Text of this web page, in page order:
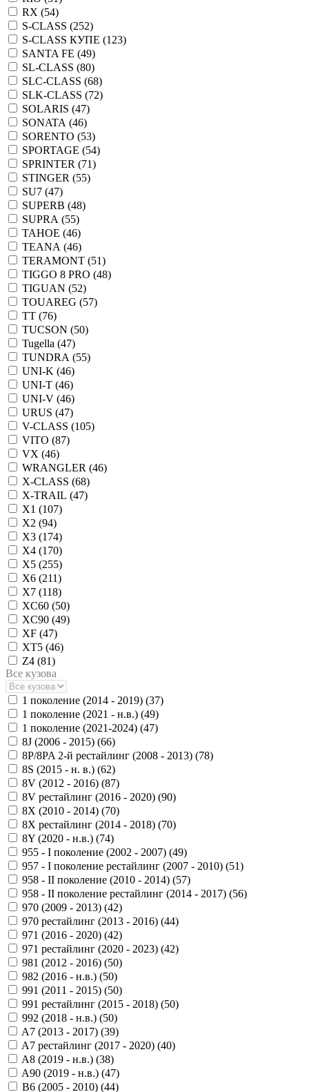
RX (54)
S-CLASS (252)
S-CLASS КУПЕ (123)
SANTA FE (49)
SL-CLASS (80)
SLC-CLASS (68)
SLK-CLASS (72)
SOLARIS (47)
SONATA (46)
SORENTO (53)
SPORTAGE (54)
SPRINTER (71)
STINGER (55)
SU7 (47)
SUPERB (48)
SUPRA (55)
TAHOE (46)
TEANA (46)
TERAMONT (51)
TIGGO 8 PRO (48)
TIGUAN (52)
TOUAREG (57)
TT (76)
TUCSON (50)
Tugella (47)
TUNDRA (55)
UNI-K (46)
UNI-T (46)
UNI-V (46)
URUS (47)
V-CLASS (105)
VITO (87)
VX (46)
WRANGLER (46)
X-CLASS (68)
X-TRAIL (47)
X1 (107)
X2 (94)
X3 (174)
X4 (170)
X5 (255)
X6 (211)
X7 (118)
XC60 (50)
XC90 (49)
XF (47)
XT5 (46)
Z4 (81)
Все кузова
1 поколение (2014 - 2019) (37)
1 поколение (2021 - н.в.) (49)
1 поколение (2021-2024) (47)
8J (2006 - 2015) (66)
8P/8PA 2-й рестайлинг (2008 - 2013) (78)
8S (2015 - н. в.) (62)
8V (2012 - 2016) (87)
8V рестайлинг (2016 - 2020) (90)
8X (2010 - 2014) (70)
8X рестайлинг (2014 - 2018) (70)
8Y (2020 - н.в.) (74)
955 - I поколение (2002 - 2007) (49)
957 - I поколение рестайлинг (2007 - 2010) (51)
958 - II поколение (2010 - 2014) (57)
958 - II поколение рестайлинг (2014 - 2017) (56)
970 (2009 - 2013) (42)
970 рестайлинг (2013 - 2016) (44)
971 (2016 - 2020) (42)
971 рестайлинг (2020 - 2023) (42)
981 (2012 - 2016) (50)
982 (2016 - н.в.) (50)
991 (2011 - 2015) (50)
991 рестайлинг (2015 - 2018) (50)
992 (2018 - н.в.) (50)
A7 (2013 - 2017) (39)
A7 рестайлинг (2017 - 2020) (40)
A8 (2019 - н.в.) (38)
A90 (2019 - н.в.) (47)
B6 (2005 - 2010) (44)